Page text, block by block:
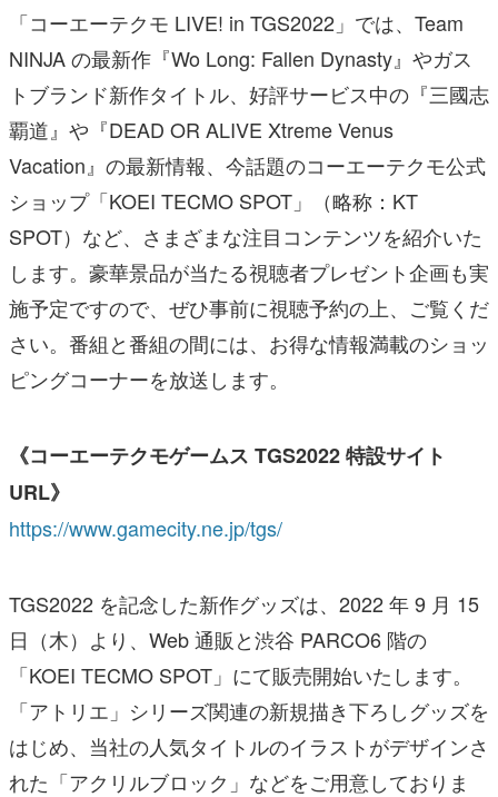
「コーエーテクモ LIVE! in TGS2022」では、Team
NINJA の最新作『Wo Long: Fallen Dynasty』やガス
トブランド新作タイトル、好評サービス中の『三國志
覇道』や『DEAD OR ALIVE Xtreme Venus
Vacation』の最新情報、今話題のコーエーテクモ公式
ショップ「KOEI TECMO SPOT」（略称：KT
SPOT）など、さまざまな注目コンテンツを紹介いた
します。豪華景品が当たる視聴者プレゼント企画も実
施予定ですので、ぜひ事前に視聴予約の上、ご覧くだ
さい。番組と番組の間には、お得な情報満載のショッ
ピングコーナーを放送します。
《コーエーテクモゲームス TGS2022 特設サイト
URL》
https://www.gamecity.ne.jp/tgs/
TGS2022 を記念した新作グッズは、2022 年 9 月 15
日（木）より、Web 通販と渋谷 PARCO6 階の
「KOEI TECMO SPOT」にて販売開始いたします。
「アトリエ」シリーズ関連の新規描き下ろしグッズを
はじめ、当社の人気タイトルのイラストがデザインさ
れた「アクリルブロック」などをご用意しておりま